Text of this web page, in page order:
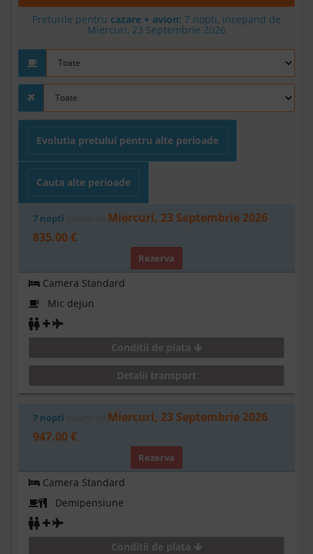
Preturile pentru cazare + avion: 7 nopti, incepand de
Miercuri, 23 Septembrie 2026
Evolutia pretului pentru alte perioade
Cauta alte perioade
7 nopti
Miercuri, 23 Septembrie 2026
835.00 €
Rezerva
Camera Standard
Mic dejun
Conditii de plata
Detalii transport
7 nopti
Miercuri, 23 Septembrie 2026
947.00 €
Rezerva
Camera Standard
Demipensiune
Conditii de plata